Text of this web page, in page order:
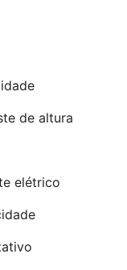
de altura
elétrico